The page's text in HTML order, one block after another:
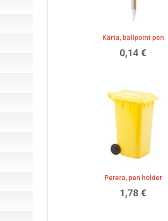
Karta, ballpoint pen
0,14 €
Perera, pen holder
1,78 €